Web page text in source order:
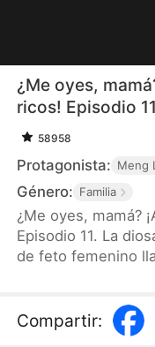
¿Me oyes,
ricos! Episodio 11
58958
Protagonista: Meng
Género: Familia
¿Me oyes, mamá?
Episodio 11. La
de feto femenino
su padre biológico,
divorciarse. Sara,
Compartir: